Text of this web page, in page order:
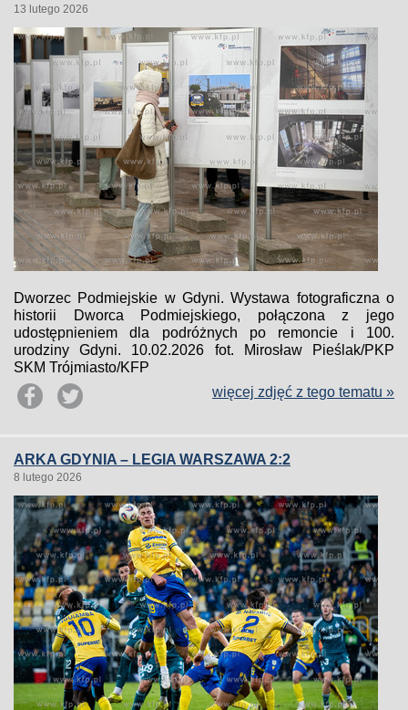
13 lutego 2026
Dworzec Podmiejskie w Gdyni. Wystawa fotograficzna o
historii Dworca Podmiejskiego, połączona z jego
udostępnieniem dla podróżnych po remoncie i 100.
urodziny Gdyni. 10.02.2026 fot. Mirosław Pieślak/PKP
SKM Trójmiasto/KFP
więcej zdjęć z tego tematu »
ARKA GDYNIA – LEGIA WARSZAWA 2:2
8 lutego 2026